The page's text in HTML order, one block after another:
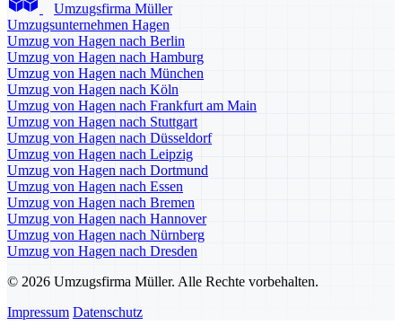
Umzugsfirma Müller
Umzugsunternehmen Hagen
Umzug von Hagen nach Berlin
Umzug von Hagen nach Hamburg
Umzug von Hagen nach München
Umzug von Hagen nach Köln
Umzug von Hagen nach Frankfurt am Main
Umzug von Hagen nach Stuttgart
Umzug von Hagen nach Düsseldorf
Umzug von Hagen nach Leipzig
Umzug von Hagen nach Dortmund
Umzug von Hagen nach Essen
Umzug von Hagen nach Bremen
Umzug von Hagen nach Hannover
Umzug von Hagen nach Nürnberg
Umzug von Hagen nach Dresden
© 2026 Umzugsfirma Müller. Alle Rechte vorbehalten.
Impressum Datenschutz